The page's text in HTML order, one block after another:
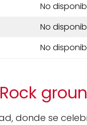
No
No
No
donde se